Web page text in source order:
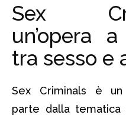
Sex
un’opera
tra sesso e
Sex Criminals è
parte dalla